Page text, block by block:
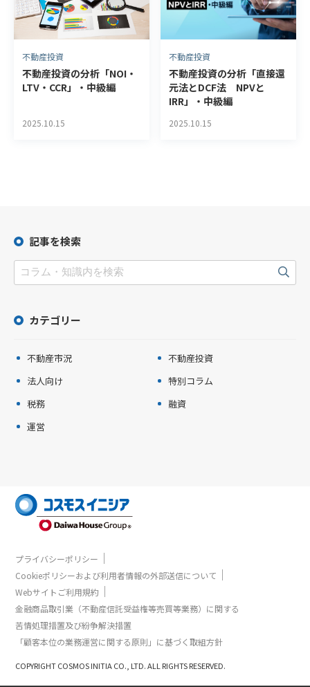
不動産投資
不動産投資の分析「NOI・
LTV・CCR」・中級編
2025.10.15
不動産投資
不動産投資の分析「直接還
元法とDCF法 NPVと
IRR」・中級編
2025.10.15
記事を検索
カテゴリー
不動産市況
不動産投資
法人向け
特別コラム
税務
融資
運営
プライバシーポリシー ｜
Cookieポリシーおよび利用者情報の外部送信について ｜
Webサイトご利用規約 ｜
金融商品取引業（不動産信託受益権等売買等業務）に関する
苦情処理措置及び紛争解決措置
「顧客本位の業務運営に関する原則」に基づく取組方針
COPYRIGHT COSMOS INITIA CO., LTD. ALL RIGHTS RESERVED.